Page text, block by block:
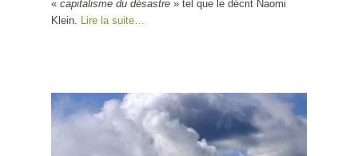
« capitalisme du désastre » tel que le décrit Naomi
Klein.
Lire la suite…